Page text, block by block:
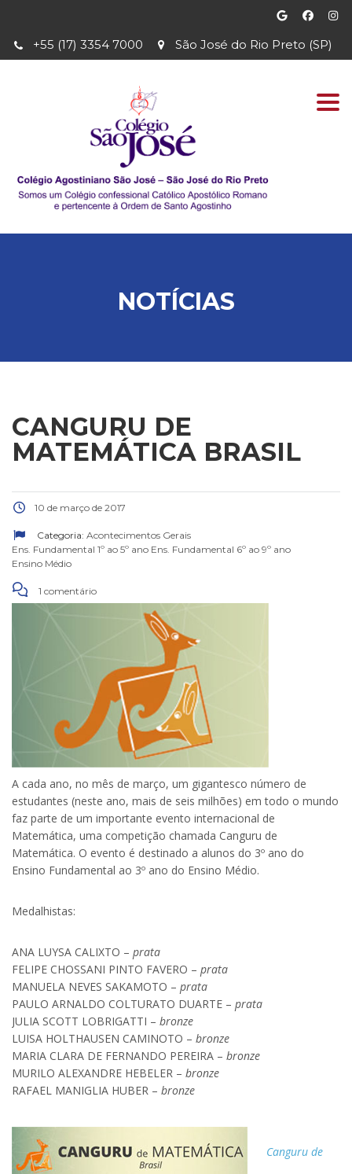
São José do Rio Preto (SP)
+55 (17) 3354 7000
NOTÍCIAS
CANGURU DE
MATEMÁTICA BRASIL
10 de março de 2017
Categoria: Acontecimentos Gerais
Ens. Fundamental 1º ao 5º ano Ens. Fundamental 6º ao 9º ano
Ensino Médio
1 comentário
A cada ano, no mês de março, um gigantesco número de
estudantes (neste ano, mais de seis milhões) em todo o mundo
faz parte de um importante evento internacional de
Matemática, uma competição chamada Canguru de
Matemática. O evento é destinado a alunos do 3º ano do
Ensino Fundamental ao 3º ano do Ensino Médio.
Medalhistas:
ANA LUYSA CALIXTO – prata
FELIPE CHOSSANI PINTO FAVERO – prata
MANUELA NEVES SAKAMOTO – prata
PAULO ARNALDO COLTURATO DUARTE – prata
JULIA SCOTT LOBRIGATTI – bronze
LUISA HOLTHAUSEN CAMINOTO – bronze
MARIA CLARA DE FERNANDO PEREIRA – bronze
MURILO ALEXANDRE HEBELER – bronze
RAFAEL MANIGLIA HUBER – bronze
Canguru de